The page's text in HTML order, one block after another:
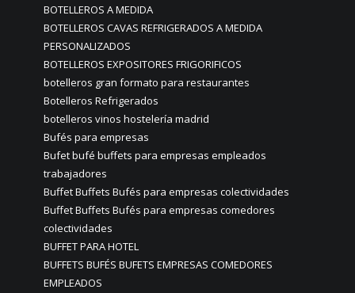
BOTELLEROS A MEDIDA
BOTELLEROS CAVAS REFRIGERADOS A MEDIDA
PERSONALIZADOS
BOTELLEROS EXPOSITORES FRIGORIFICOS
botelleros gran formato para restaurantes
Botelleros Refrigerados
botelleros vinos hostelería madrid
Bufés para empresas
Bufet bufé buffets para empresas empleados
trabajadores
Buffet Buffets Bufés para empresas colectividades
Buffet Buffets Bufés para empresas comedores
colectividades
BUFFET PARA HOTEL
BUFFETS BUFÉS BUFETS EMPRESAS COMEDORES
EMPLEADOS